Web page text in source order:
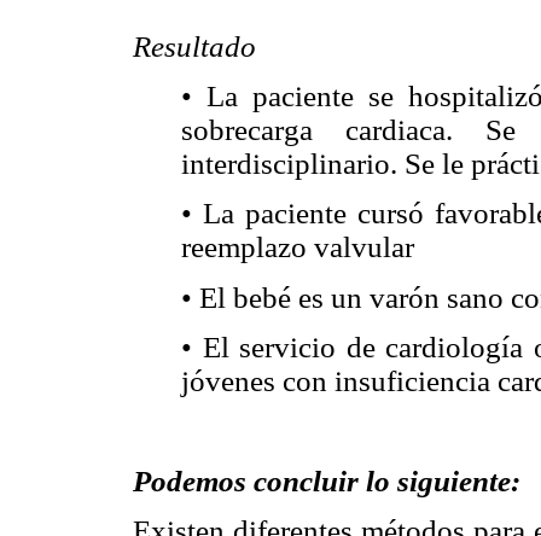
Resultado
• La paciente se
sobrecarga cardiaca.
interdisciplinario. Se le
• La paciente cursó
reemplazo valvular
• El bebé es un varón sano
• El servicio de cardiología
jóvenes con insuficiencia
Podemos concluir lo siguiente: